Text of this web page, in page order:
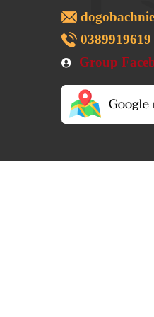
0389919619
Group